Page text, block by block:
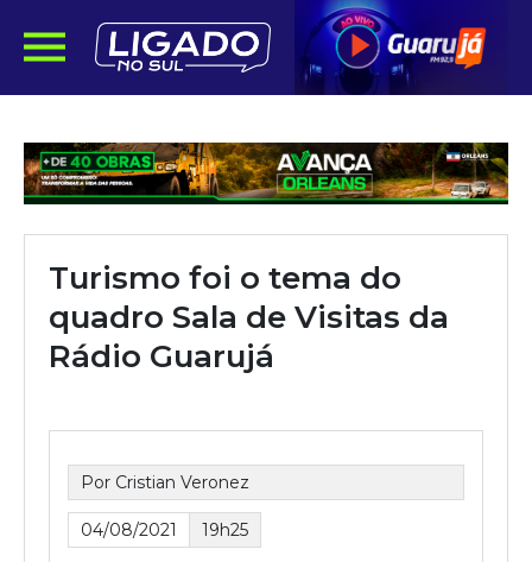
Turismo foi o tema do
quadro Sala de Visitas da
Rádio Guarujá
Por Cristian Veronez
04/08/2021 19h25